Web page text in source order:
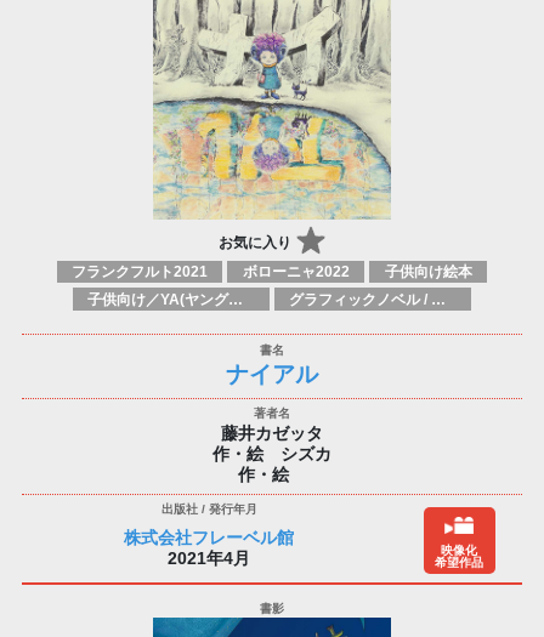
お気に入り
フランクフルト2021 ボローニャ2022
子供向け絵本
子供向け／YA(ヤングアダルト)向け一般：芸術&芸術家
グラフィックノベル / コミックブック / 漫画：スタイル / 伝統
ナイアル
藤井カゼッタ
作・絵 シズカ
作・絵
株式会社フレーベル館
2021年4月
映像化
希望作品